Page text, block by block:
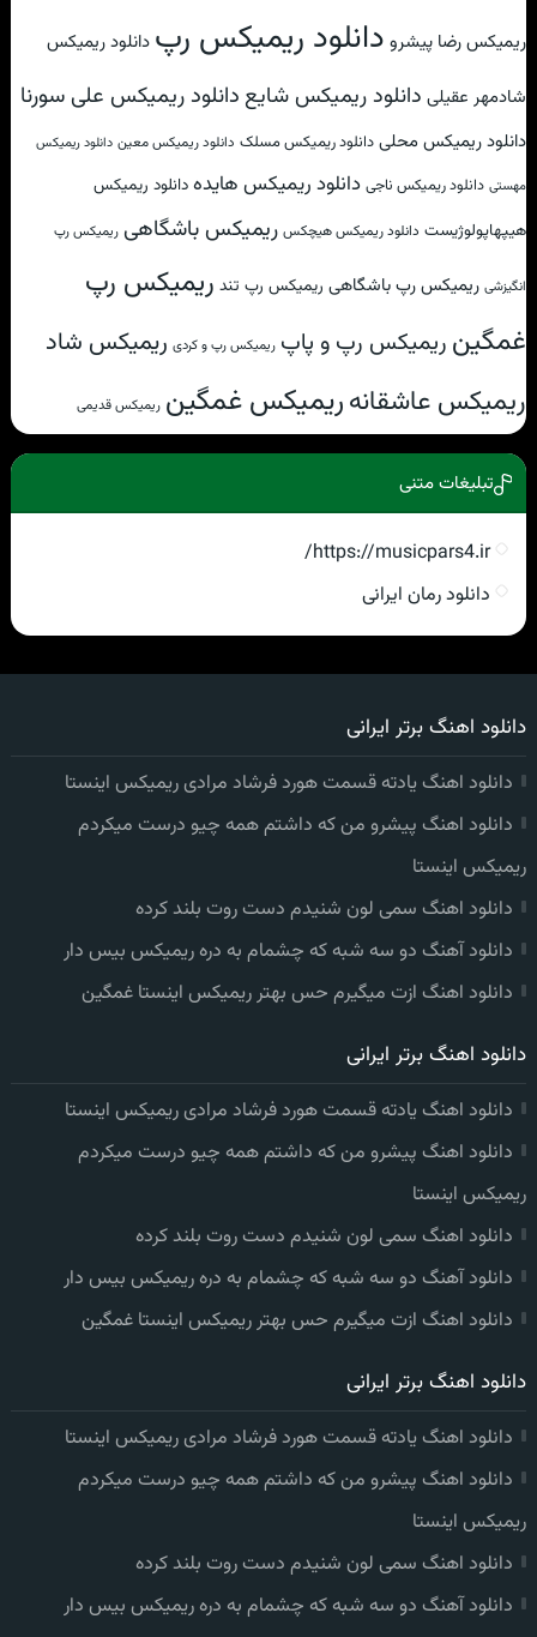
ریمیکس رضا پیشرو دانلود ریمیکس رپ دانلود ریمیکس
شادمهر عقیلی دانلود ریمیکس شایع دانلود ریمیکس علی سورنا
دانلود ریمیکس محلی دانلود ریمیکس مسلک دانلود ریمیکس معین دانلود ریمیکس
مهستی دانلود ریمیکس ناجی دانلود ریمیکس هایدهدانلود ریمیکس
هیپهاپولوژیست دانلود ریمیکس هیچکس ریمیکس باشگاهی ریمیکس رپ
انگیزشی ریمیکس رپ باشگاهی ریمیکس رپ تند ریمیکس رپ
غمگین ریمیکس رپ و پاپ ریمیکس رپ و کردی ریمیکس شاد
ریمیکس عاشقانهریمیکس غمگین ریمیکس قدیمی
تبلیغات متنی
https://musicpars4.ir/
دانلود رمان ایرانی
دانلود اهنگ برتر ایرانی
دانلود اهنگ یادته قسمت هورد فرشاد مرادی ریمیکس اینستا
دانلود اهنگ پیشرو من که داشتم همه چیو درست میکردم
ریمیکس اینستا
دانلود اهنگ سمی لون شنیدم دست روت بلند کرده
دانلود آهنگ دو سه شبه که چشمام به دره ریمیکس بیس دار
دانلود اهنگ ازت میگیرم حس بهتر ریمیکس اینستا غمگین
دانلود اهنگ برتر ایرانی
دانلود اهنگ یادته قسمت هورد فرشاد مرادی ریمیکس اینستا
دانلود اهنگ پیشرو من که داشتم همه چیو درست میکردم
ریمیکس اینستا
دانلود اهنگ سمی لون شنیدم دست روت بلند کرده
دانلود آهنگ دو سه شبه که چشمام به دره ریمیکس بیس دار
دانلود اهنگ ازت میگیرم حس بهتر ریمیکس اینستا غمگین
دانلود اهنگ برتر ایرانی
دانلود اهنگ یادته قسمت هورد فرشاد مرادی ریمیکس اینستا
دانلود اهنگ پیشرو من که داشتم همه چیو درست میکردم
ریمیکس اینستا
دانلود اهنگ سمی لون شنیدم دست روت بلند کرده
دانلود آهنگ دو سه شبه که چشمام به دره ریمیکس بیس دار